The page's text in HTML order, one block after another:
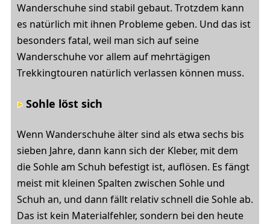
Wanderschuhe sind stabil gebaut. Trotzdem kann
es natürlich mit ihnen Probleme geben. Und das ist
besonders fatal, weil man sich auf seine
Wanderschuhe vor allem auf mehrtägigen
Trekkingtouren natürlich verlassen können muss.
Sohle löst sich
Wenn Wanderschuhe älter sind als etwa sechs bis
sieben Jahre, dann kann sich der Kleber, mit dem
die Sohle am Schuh befestigt ist, auflösen. Es fängt
meist mit kleinen Spalten zwischen Sohle und
Schuh an, und dann fällt relativ schnell die Sohle ab.
Das ist kein Materialfehler, sondern bei den heute